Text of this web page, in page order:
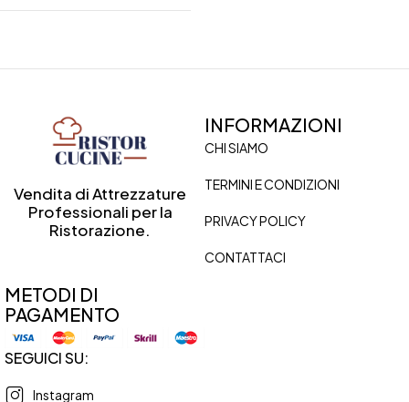
Vendita di Attrezzature
Professionali per la
Ristorazione.
INFORMAZIONI
CHI SIAMO
TERMINI E CONDIZIONI
PRIVACY POLICY
CONTATTACI
METODI DI
PAGAMENTO
SEGUICI SU:
Instagram